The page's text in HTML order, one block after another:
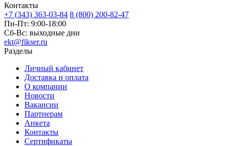
Контакты
+7 (343) 363-03-84 8 (800) 200-82-47
Пн-Пт: 9:00-18:00
Сб-Вс: выходные дни
ekt@fikser.ru
Разделы
Личный кабинет
Доставка и оплата
О компании
Новости
Вакансии
Партнерам
Анкета
Контакты
Сертификаты